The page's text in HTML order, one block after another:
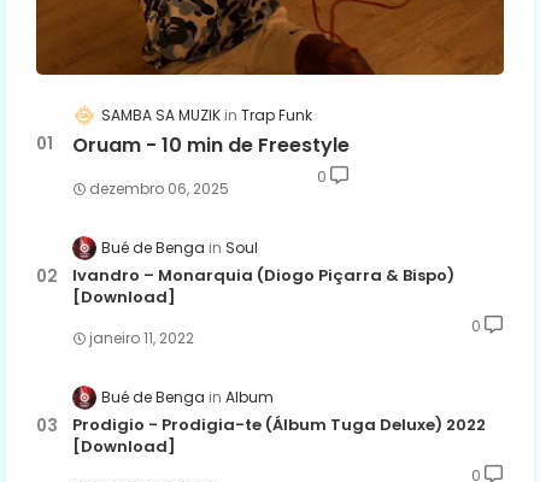
SAMBA SA MUZIK Trap Funk
Oruam - 10 min de Freestyle
dezembro 06, 2025
0
Bué de Benga Soul
Ivandro – Monarquia (Diogo Piçarra & Bispo)
[Download]
janeiro 11, 2022
0
Bué de Benga Album
Prodigio - Prodigia-te (Álbum Tuga Deluxe) 2022
[Download]
0